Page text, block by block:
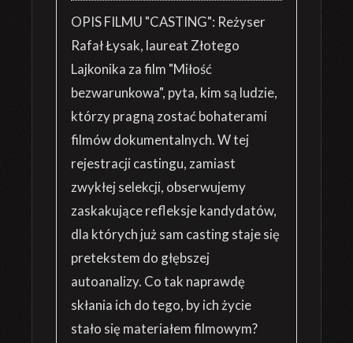
OPIS FILMU "CASTING": Reżyser
Rafał Łysak, laureat Złotego
Lajkonika za film "Miłość
bezwarunkowa", pyta, kim są ludzie,
którzy pragną zostać bohaterami
filmów dokumentalnych. W tej
rejestracji castingu, zamiast
zwykłej selekcji, obserwujemy
zaskakujące refleksje kandydatów,
dla których już sam casting staje się
pretekstem do głębszej
autoanalizy. Co tak naprawdę
skłania ich do tego, by ich życie
stało się materiałem filmowym?